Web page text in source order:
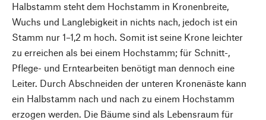
Halbstamm steht dem Hochstamm in Kronen­breite,
Wuchs und Langlebigkeit in nichts nach, jedoch ist ein
Stamm nur ­1–1,2 m hoch. Somit ist seine ­Krone leichter
zu erreichen als bei einem Hochstamm; für Schnitt-,
Pflege- und Erntearbeiten benötigt man dennoch eine
Leiter. Durch Abschneiden der unteren Kronenäste kann
ein Halbstamm nach und nach zu einem Hochstamm
erzogen werden. Die Bäume sind als Lebensraum für